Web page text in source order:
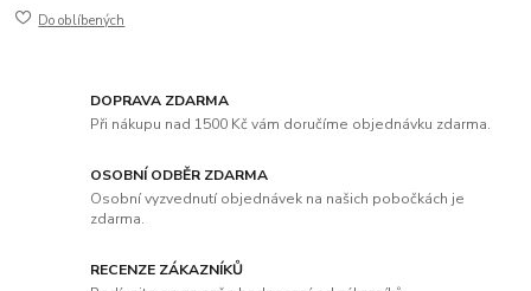
Do oblíbených
DOPRAVA ZDARMA
Při nákupu nad 1500 Kč vám doručíme objednávku zdarma.
OSOBNÍ ODBĚR ZDARMA
Osobní vyzvednutí objednávek na našich pobočkách je
zdarma.
RECENZE ZÁKAZNÍKŮ